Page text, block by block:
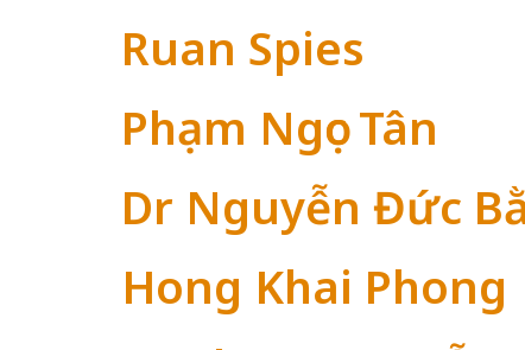
Ruan Spies
Phạm Ngọc Tân
Dr Nguyễn Đức
Hong Khai Phong